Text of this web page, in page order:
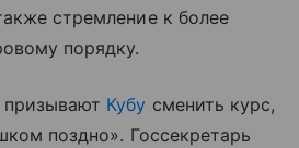
стремление к более
порядку.
Кубу сменить курс,
поздно». Госсекретарь